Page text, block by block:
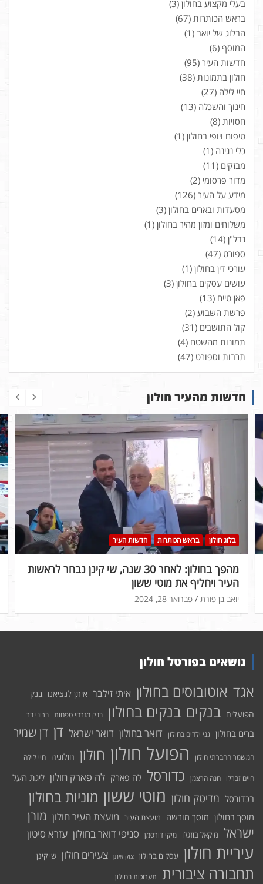
בעלי מקצוע בחולון (3)
בראש הכותרות (67)
הבלוג של יואב (1)
המוסף (6)
חדשות העיר (95)
חולון בתמונות (38)
חיי לילה (27)
חינוך והשכלה (13)
חסויות (8)
טיפוח ויופי בחולון (1)
כלי נגינה (1)
מבזקים (11)
מדור פרסומי (2)
מידע על העיר (126)
מסעדות ובארים בחולון (3)
משלוחים ומזון מהיר בחולון (1)
נדל"ן (14)
ספורט (47)
עורכי דין בחולון (1)
עושים עסקים בחולון (3)
פאן טיים (13)
פרשת השבוע (2)
קול התושבים (31)
תמונות מהשטח (4)
תרבות וספורט (47)
חדשות מהעיר חולון
בלוג חולון בראש הכותרות חדשות העיר
מהפך בחולון: לאחר 30 שנה, שי קינן נבחר לראשות
העיר ויחליף את מוטי ששון
פברואר 28, 2024 יואב בן פורת
נושאים בפורטל חולון
אגד אוטובוסים בחולון איתי זילבר איתן לנציאנו בנק
הפועלים בנקים בנקים בחולון בנק מזרחי טפחות ברוני בר
ברים בחולון גני ילדים בחולון דואר בחולון דואר ישראל דן דן שמיר
המשמר החברתי חולון הפועל חולון חולון חולוניה חיי לילה
חיים זברלו חנה הרצמן כדורסל לה פארק לה פארק חולון ליגת העל
בכדורסל מדיטק חולון מוטי ששון מוניות בחולון
מוסך בחולון מוסך מורשה מועצת העיר מועצת העיר חולון מורן
ישראל מיקאל בוזגלו מיקי דורסמן סניפי דואר בחולון עזרא סיטון
עיריית חולון עסקים בחולון צוק איתן צעירים חולון שי קינן
תחבורה ציבורית תערוכות בחולון